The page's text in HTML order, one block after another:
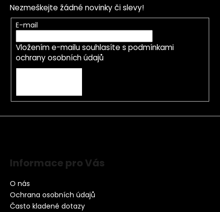
Nezmeškejte žádné novinky či slevy!
E-mail
Vložením e-mailu souhlasíte s podmínkami
ochrany osobních údajů
Informace pro Vás
O nás
Ochrana osobních údajů
Často kladené dotazy